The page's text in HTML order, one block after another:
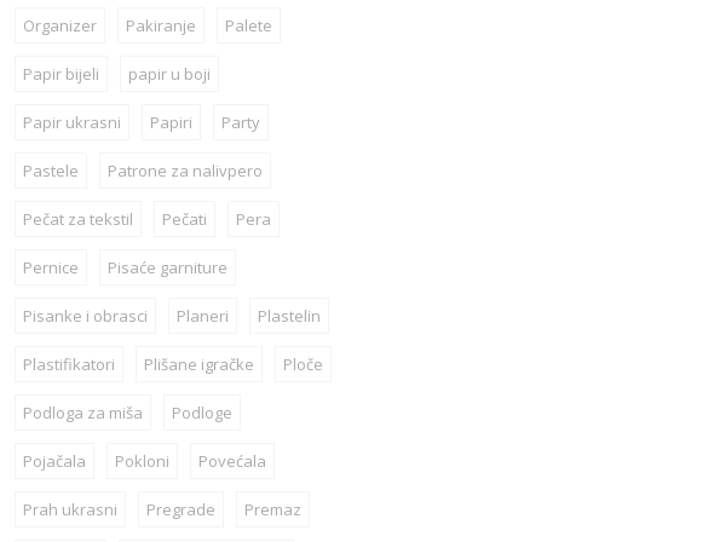
Organizer Pakiranje Palete
Papir bijeli papir u boji
Papir ukrasni Papiri Party
Pastele Patrone za nalivpero
Pečat za tekstil Pečati Pera
Pernice Pisaće garniture
Pisanke i obrasci Planeri Plastelin
Plastifikatori Plišane igračke Ploče
Podloga za miša Podloge
Pojačala Pokloni Povećala
Prah ukrasni Pregrade Premaz